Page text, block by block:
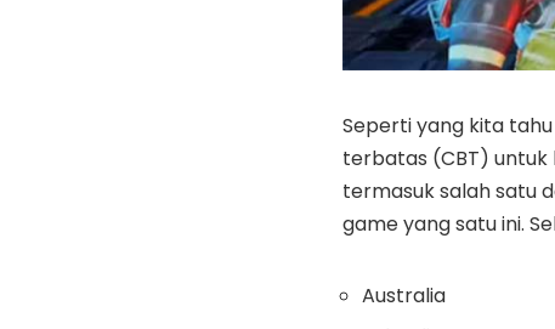
Seperti yang kita
terbatas (CBT) untuk
termasuk salah satu
game yang satu ini.
Australia